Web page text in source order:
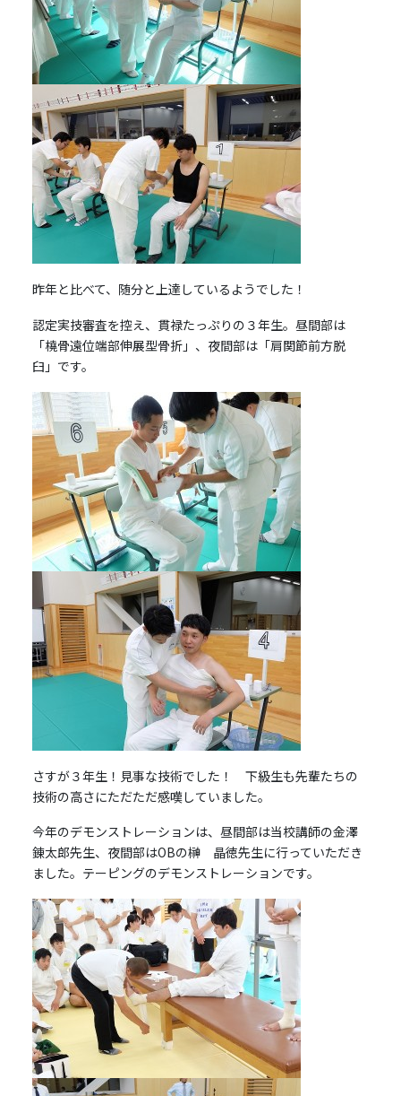
昨年と比べて、随分と上達しているようでした！
認定実技審査を控え、貫禄たっぷりの３年生。昼間部は
「橈骨遠位端部伸展型骨折」、夜間部は「肩関節前方脱
臼」です。
さすが３年生！見事な技術でした！ 下級生も先輩たちの
技術の高さにただただ感嘆していました。
今年のデモンストレーションは、昼間部は当校講師の金澤
錬太郎先生、夜間部はOBの榊 晶徳先生に行っていただき
ました。テーピングのデモンストレーションです。